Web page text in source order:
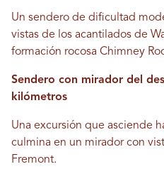
Un sendero de dificultad
vistas de los acantilados de
formación rocosa Chimney
Sendero con mirador del
kilómetros
Una excursión que asciende
culmina en un mirador con
Fremont.